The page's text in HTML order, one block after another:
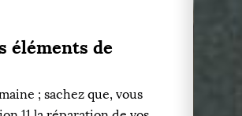
éléments de
; sachez que, vous